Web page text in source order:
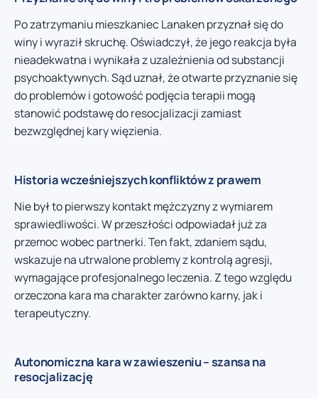
Po zatrzymaniu mieszkaniec Lanaken przyznał się do
winy i wyraził skruchę. Oświadczył, że jego reakcja była
nieadekwatna i wynikała z uzależnienia od substancji
psychoaktywnych. Sąd uznał, że otwarte przyznanie się
do problemów i gotowość podjęcia terapii mogą
stanowić podstawę do resocjalizacji zamiast
bezwzględnej kary więzienia.
Historia wcześniejszych konfliktów z prawem
Nie był to pierwszy kontakt mężczyzny z wymiarem
sprawiedliwości. W przeszłości odpowiadał już za
przemoc wobec partnerki. Ten fakt, zdaniem sądu,
wskazuje na utrwalone problemy z kontrolą agresji,
wymagające profesjonalnego leczenia. Z tego względu
orzeczona kara ma charakter zarówno karny, jak i
terapeutyczny.
Autonomiczna kara w zawieszeniu – szansa na
resocjalizację